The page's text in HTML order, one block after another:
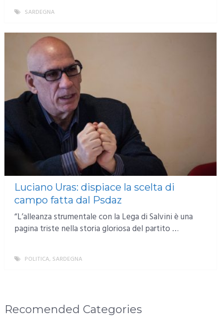
SARDEGNA
Luciano Uras: dispiace la scelta di
campo fatta dal Psdaz
“L’alleanza strumentale con la Lega di Salvini è una
pagina triste nella storia gloriosa del partito …
POLITICA, SARDEGNA
Recomended Categories